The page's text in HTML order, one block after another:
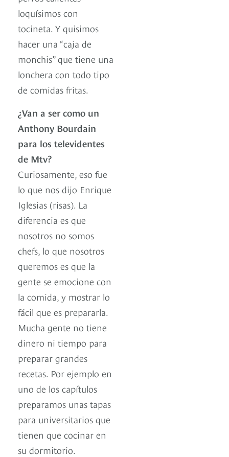
loquísimos con
tocineta. Y quisimos
hacer una “caja de
monchis” que tiene una
lonchera con todo tipo
de comidas fritas.
¿Van a ser como un
Anthony Bourdain
para los televidentes
de Mtv?
Curiosamente, eso fue
lo que nos dijo Enrique
Iglesias (risas). La
diferencia es que
nosotros no somos
chefs, lo que nosotros
queremos es que la
gente se emocione con
la comida, y mostrar lo
fácil que es prepararla.
Mucha gente no tiene
dinero ni tiempo para
preparar grandes
recetas. Por ejemplo en
uno de los capítulos
preparamos unas tapas
para universitarios que
tienen que cocinar en
su dormitorio.